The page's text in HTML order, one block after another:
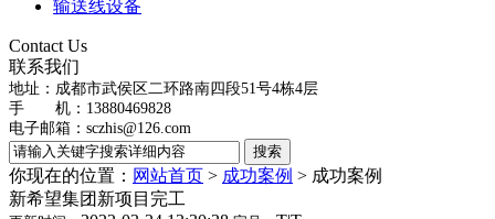
输送线设备
Contact Us
联系我们
地址： 成都市武侯区二环路南四段51号4栋4层
手 机：13880469828
电子邮箱： sczhis@126.com
你现在的位置： 网站首页 > 成功案例 > 成功案例
新希望集团新项目完工